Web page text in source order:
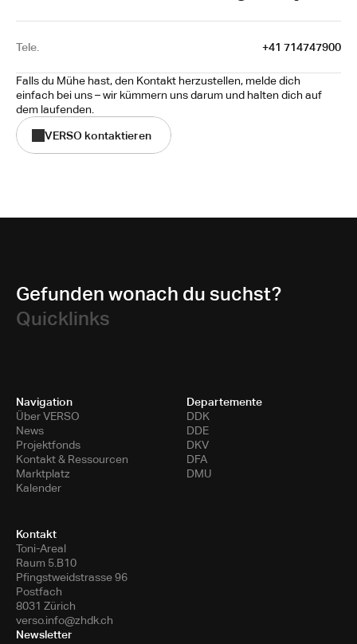
Tele. +41 714747900
Falls du Mühe hast, den Kontakt herzustellen, melde dich
einfach bei uns – wir kümmern uns darum und halten dich auf
dem laufenden.
VERSO kontaktieren
Gefunden wonach du suchst?
Quicklinks
Navigation
Über VERSO
News
Projektfonds
Kontakt & Ressourcen
Marktplatz
Kalender
Departemente
DDK
DDE
DKV
DFA
DMU
Kontakt
Toni-Areal
Raum 5.B10
Pfingstweidstrasse 96
Postfach
8031 Zürich
verso.info@zhdk.ch
Newsletter